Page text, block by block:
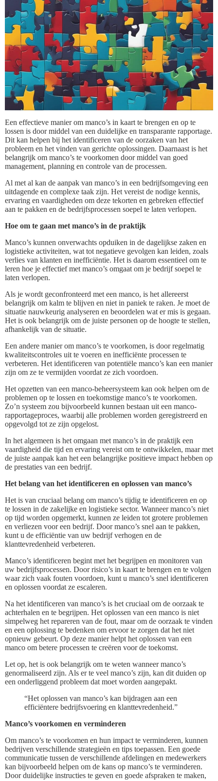
Een effectieve manier om manco’s in kaart te brengen en op te
lossen is door middel van een duidelijke en transparante rapportage.
Dit kan helpen bij het identificeren van de oorzaken van het
probleem en het vinden van gerichte oplossingen. Daarnaast is het
belangrijk om manco’s te voorkomen door middel van goed
management, planning en controle van de processen.
Al met al kan de aanpak van manco’s in een bedrijfsomgeving een
uitdagende en complexe taak zijn. Het vereist de nodige kennis,
ervaring en vaardigheden om deze tekorten en gebreken effectief
aan te pakken en de bedrijfsprocessen soepel te laten verlopen.
Hoe om te gaan met manco’s in de praktijk
Manco’s kunnen onverwachts opduiken in de dagelijkse zaken en
logistieke activiteiten, wat tot negatieve gevolgen kan leiden, zoals
verlies van klanten en inefficiëntie. Het is daarom essentieel om te
leren hoe je effectief met manco’s omgaat om je bedrijf soepel te
laten verlopen.
Als je wordt geconfronteerd met een manco, is het allereerst
belangrijk om kalm te blijven en niet in paniek te raken. Je moet de
situatie nauwkeurig analyseren en beoordelen wat er mis is gegaan.
Het is ook belangrijk om de juiste personen op de hoogte te stellen,
afhankelijk van de situatie.
Een andere manier om manco’s te voorkomen, is door regelmatig
kwaliteitscontroles uit te voeren en inefficiënte processen te
verbeteren. Het identificeren van potentiële manco’s kan een manier
zijn om ze te vermijden voordat ze zich voordoen.
Het opzetten van een manco-beheersysteem kan ook helpen om de
problemen op te lossen en toekomstige manco’s te voorkomen.
Zo’n systeem zou bijvoorbeeld kunnen bestaan uit een manco-
rapportageproces, waarbij alle problemen worden geregistreerd en
opgevolgd tot ze zijn opgelost.
In het algemeen is het omgaan met manco’s in de praktijk een
vaardigheid die tijd en ervaring vereist om te ontwikkelen, maar met
de juiste aanpak kan het een belangrijke positieve impact hebben op
de prestaties van een bedrijf.
Het belang van het identificeren en oplossen van manco’s
Het is van cruciaal belang om manco’s tijdig te identificeren en op
te lossen in de zakelijke en logistieke sector. Wanneer manco’s niet
op tijd worden opgemerkt, kunnen ze leiden tot grotere problemen
en verliezen voor een bedrijf. Door manco’s snel aan te pakken,
kunt u de efficiëntie van uw bedrijf verhogen en de
klanttevredenheid verbeteren.
Manco’s identificeren begint met het begrijpen en monitoren van
uw bedrijfsprocessen. Door risico’s in kaart te brengen en te volgen
waar zich vaak fouten voordoen, kunt u manco’s snel identificeren
en oplossen voordat ze escaleren.
Na het identificeren van manco’s is het cruciaal om de oorzaak te
achterhalen en te begrijpen. Het oplossen van een manco is niet
simpelweg het repareren van de fout, maar om de oorzaak te vinden
en een oplossing te bedenken om ervoor te zorgen dat het niet
opnieuw gebeurt. Op deze manier helpt het oplossen van een
manco om betere processen te creëren voor de toekomst.
Let op, het is ook belangrijk om te weten wanneer manco’s
genormaliseerd zijn. Als er te veel manco’s zijn, kan dit duiden op
een onderliggend probleem dat moet worden aangepakt.
“Het oplossen van manco’s kan bijdragen aan een
efficiëntere bedrijfsvoering en klanttevredenheid.”
Manco’s voorkomen en verminderen
Om manco’s te voorkomen en hun impact te verminderen, kunnen
bedrijven verschillende strategieën en tips toepassen. Een goede
communicatie tussen de verschillende afdelingen en medewerkers
kan bijvoorbeeld helpen om de kans op manco’s te verminderen.
Door duidelijke instructies te geven en goede afspraken te maken,